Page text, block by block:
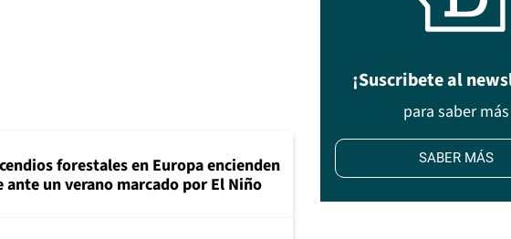
forestales en Europa encienden
ante un verano marcado por El Niño
¡Suscribete al
para saber más
SABER MÁS